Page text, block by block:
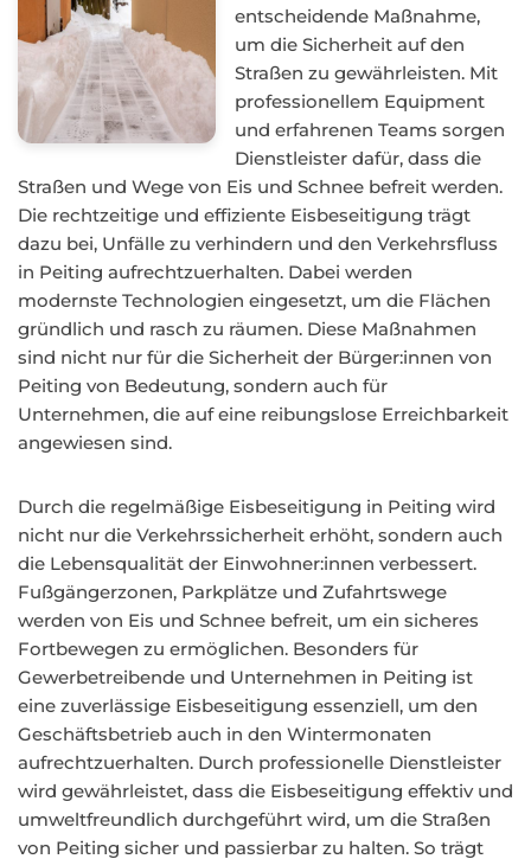
entscheidende Maßnahme,
um die Sicherheit auf den
Straßen zu gewährleisten. Mit
professionellem Equipment
und erfahrenen Teams sorgen
Dienstleister dafür, dass die
Straßen und Wege von Eis und Schnee befreit werden.
Die rechtzeitige und effiziente Eisbeseitigung trägt
dazu bei, Unfälle zu verhindern und den Verkehrsfluss
in Peiting aufrechtzuerhalten. Dabei werden
modernste Technologien eingesetzt, um die Flächen
gründlich und rasch zu räumen. Diese Maßnahmen
sind nicht nur für die Sicherheit der Bürger:innen von
Peiting von Bedeutung, sondern auch für
Unternehmen, die auf eine reibungslose Erreichbarkeit
angewiesen sind.
Durch die regelmäßige Eisbeseitigung in Peiting wird
nicht nur die Verkehrssicherheit erhöht, sondern auch
die Lebensqualität der Einwohner:innen verbessert.
Fußgängerzonen, Parkplätze und Zufahrtswege
werden von Eis und Schnee befreit, um ein sicheres
Fortbewegen zu ermöglichen. Besonders für
Gewerbetreibende und Unternehmen in Peiting ist
eine zuverlässige Eisbeseitigung essenziell, um den
Geschäftsbetrieb auch in den Wintermonaten
aufrechtzuerhalten. Durch professionelle Dienstleister
wird gewährleistet, dass die Eisbeseitigung effektiv und
umweltfreundlich durchgeführt wird, um die Straßen
von Peiting sicher und passierbar zu halten. So trägt